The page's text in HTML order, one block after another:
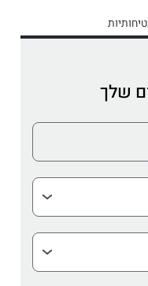
שלך